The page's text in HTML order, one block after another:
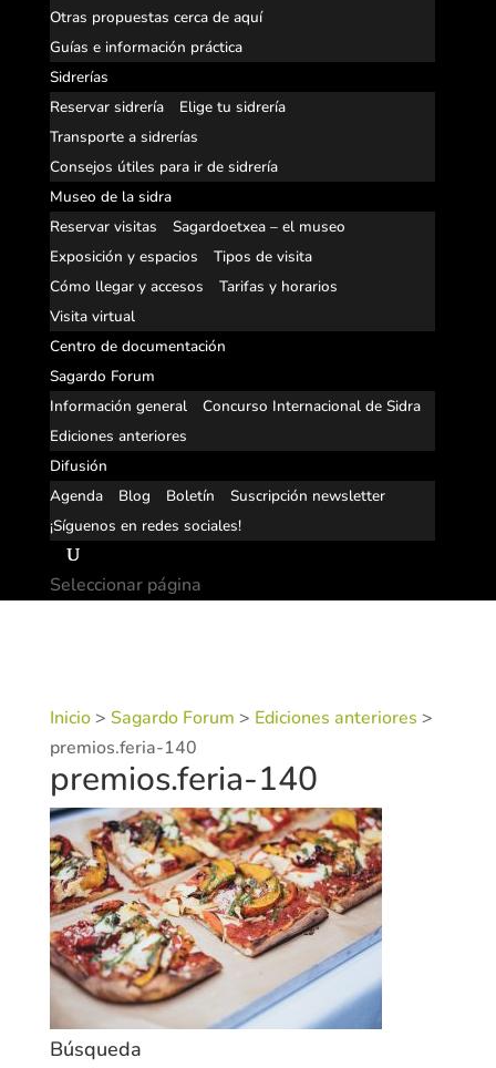
Otras propuestas cerca de aquí
Guías e información práctica
Sidrerías
Reservar sidrería
Elige tu sidrería
Transporte a sidrerías
Consejos útiles para ir de sidrería
Museo de la sidra
Reservar visitas
Sagardoetxea – el museo
Exposición y espacios
Tipos de visita
Cómo llegar y accesos
Tarifas y horarios
Visita virtual
Centro de documentación
Sagardo Forum
Información general
Concurso Internacional de Sidra
Ediciones anteriores
Difusión
Agenda
Blog Boletín
Suscripción newsletter
¡Síguenos en redes sociales!
Seleccionar página
Inicio> Sagardo Forum > Ediciones anteriores >
premios.feria-140
premios.feria-140
Búsqueda